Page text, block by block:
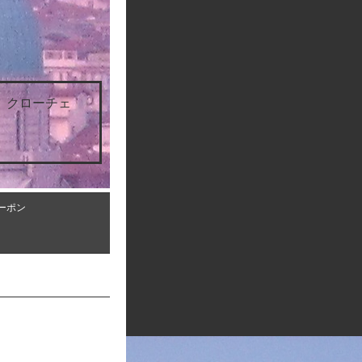
クローチェ
ポン